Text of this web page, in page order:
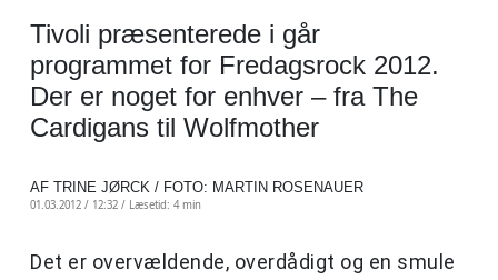
Tivoli præsenterede i går
programmet for Fredagsrock 2012.
Der er noget for enhver – fra The
Cardigans til Wolfmother
AF TRINE JØRCK / FOTO: MARTIN ROSENAUER
01.03.2012 / 12:32 / Læsetid: 4 min
Det er overvældende, overdådigt og en smule